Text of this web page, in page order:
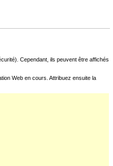
Cependant, ils peuvent être affichés
Web en cours. Attribuez ensuite la